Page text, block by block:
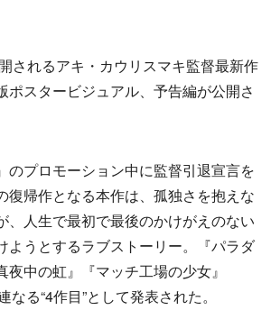
されるアキ・カウリスマキ監督最新作
ポスタービジュアル、予告編が公開さ
プロモーション中に監督引退宣言を
復帰作となる本作は、孤独さを抱えな
、人生で最初で最後のかけがえのない
ようとするラブストーリー。『パラダ
夜中の虹』『マッチ工場の少女』
なる“4作目”として発表された。